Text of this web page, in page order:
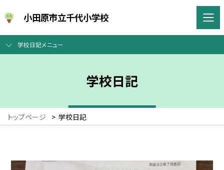
小田原市立千代小学校
学校日記メニュー
学校日記
トップページ > 学校日記